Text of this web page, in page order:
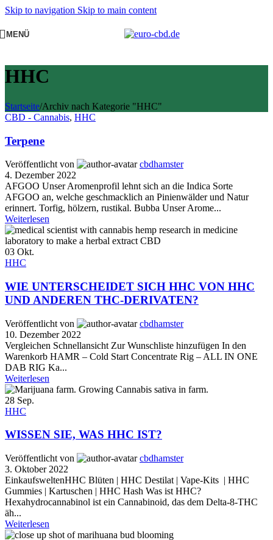
Skip to navigation Skip to main content
MENÜ
HHC
Startseite/Archiv nach Kategorie "HHC"
CBD - Cannabis, HHC
Terpene
Veröffentlicht von
cbdhamster
4. Dezember 2022
AFGOO Unser Aromenprofil lehnt sich an die Indica Sorte
AFGOO an, welche geschmacklich an Pinienwälder und Natur
erinnert. Torfig, hölzern, rustikal. Bubba Unser Arome...
Weiterlesen
03 Okt.
HHC
WIE UNTERSCHEIDET SICH HHC VON HHC
UND ANDEREN THC-DERIVATEN?
Veröffentlicht von
cbdhamster
10. Dezember 2022
Vergleichen Schnellansicht Zur Wunschliste hinzufügen In den
Warenkorb HAMR – Cold Start Concentrate Rig – ALL IN ONE
DAB RIG Ka...
Weiterlesen
28 Sep.
HHC
WISSEN SIE, WAS HHC IST?
Veröffentlicht von
cbdhamster
3. Oktober 2022
EinkaufsweltenHHC Blüten | HHC Destilat | Vape-Kits | HHC
Gummies | Kartuschen | HHC Hash Was ist HHC?
Hexahydrocannabinol ist ein Cannabinoid, das dem Delta-8-THC
äh...
Weiterlesen